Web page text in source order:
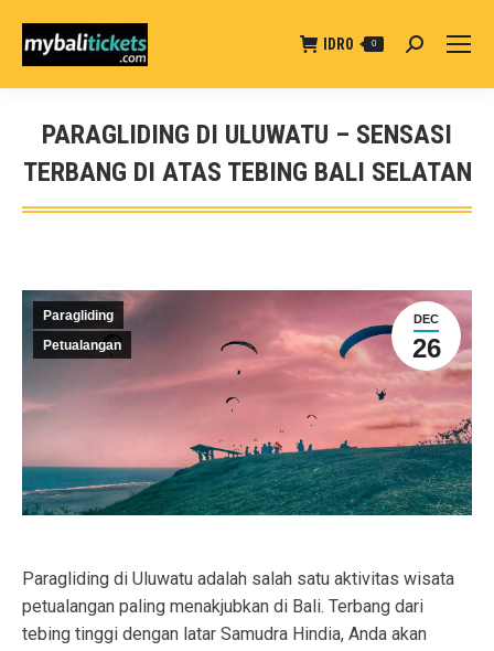
IDR0 0 Search:
PARAGLIDING DI ULUWATU – SENSASI
TERBANG DI ATAS TEBING BALI SELATAN
You are here:
DEC
26
Paragliding
Petualangan
Paragliding di Uluwatu adalah salah satu aktivitas wisata
petualangan paling menakjubkan di Bali. Terbang dari
tebing tinggi dengan latar Samudra Hindia, Anda akan